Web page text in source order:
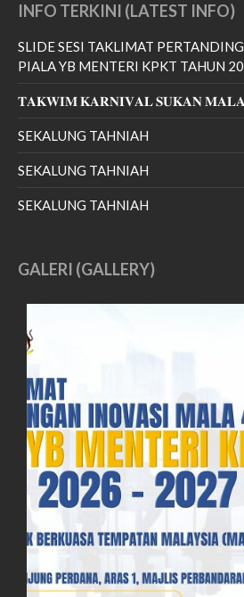
May
INFO TERKINI (LATEST INFO)
SLIDE SESI TAKLIMAT
PIALA YB MENTERI KPKT TAHUN
𝐓𝐀𝐊𝐖𝐈𝐌 𝐊𝐀𝐑𝐍𝐈𝐕𝐀𝐋 𝐒𝐔𝐊𝐀𝐍 𝐌𝐀𝐋𝐀
SEKALUNG TAHNIAH
SEKALUNG TAHNIAH
SEKALUNG TAHNIAH
GALERI (GALLERY)